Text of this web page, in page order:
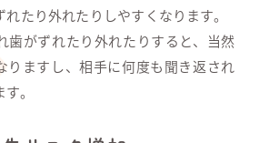
たり外れたりしやすくなります。
歯がずれたり外れたりすると、当然
りますし、相手に何度も聞き返され
。